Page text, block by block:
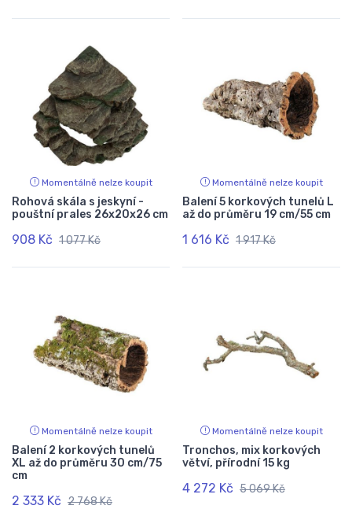
Momentálně nelze koupit
Rohová skála s jeskyní -
pouštní prales 26x20x26 cm
908 Kč 1 077 Kč
Momentálně nelze koupit
Balení 5 korkových tunelů L
až do průměru 19 cm/55 cm
1 616 Kč 1 917 Kč
Momentálně nelze koupit
Balení 2 korkových tunelů
XL až do průměru 30 cm/75
cm
2 333 Kč 2 768 Kč
Momentálně nelze koupit
Tronchos, mix korkových
větví, přírodní 15 kg
4 272 Kč 5 069 Kč